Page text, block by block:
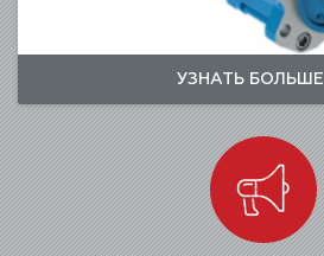
УЗНАТЬ БОЛЬШЕ